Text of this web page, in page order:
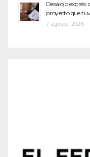
Desalojo
proyecto que
7 agosto, 2026